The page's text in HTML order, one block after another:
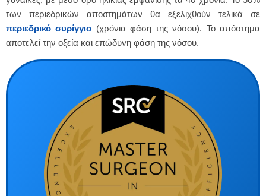
των περιεδρικών αποστημάτων θα εξελιχθούν τελικά σε
περιεδρικό συρίγγιο (χρόνια φάση της νόσου). Το απόστημα
αποτελεί την οξεία και επώδυνη φάση της νόσου.